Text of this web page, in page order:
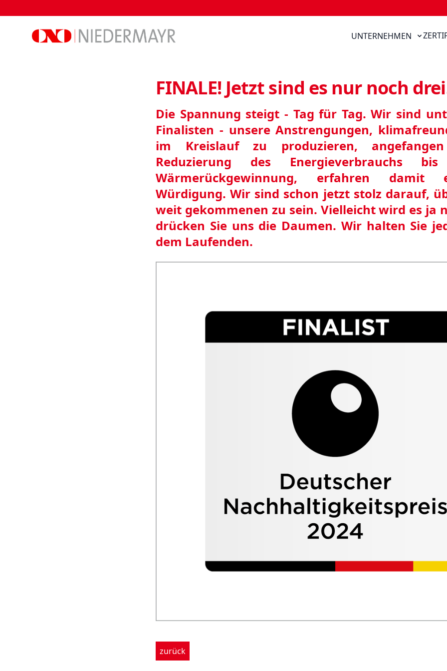
NIEDERMAYR UNTERNEHMEN
FINALE! Jetzt sind es nur noch
Die Spannung steigt - Tag für Tag. Wir sind
Finalisten - unsere Anstrengungen,
im Kreislauf zu produzieren,
Reduzierung des Energieverbrauchs
Wärmerückgewinnung, erfahren
Würdigung. Wir sind schon jetzt stolz darauf,
weit gekommenen zu sein. Vielleicht wird es ja
drücken Sie uns die Daumen. Wir halten Sie
dem Laufenden.
zurück